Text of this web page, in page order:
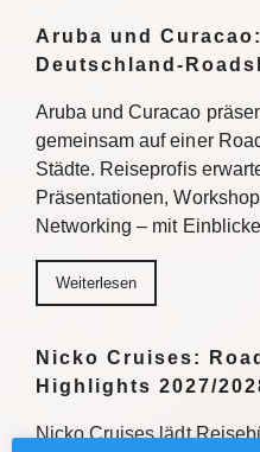
Aruba und
Deutschland-
Aruba und Curacao
gemeinsam auf einer
Städte. Reiseprofis
Präsentationen,
Networking – mit
Weiterlesen
Nicko Cruises:
Highlights 2027/
Nicko Cruises lädt